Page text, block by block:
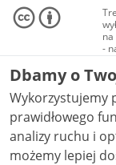
-
Dbamy o
Wykorzystujemy
prawidłowego
analizy ruchu i
możemy lepiej